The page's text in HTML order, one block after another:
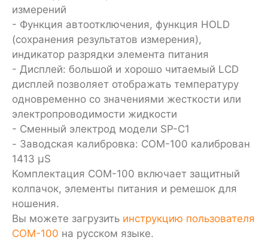
измерений
- Функция автоотключения, функция HOLD
(сохранения результатов измерения),
индикатор разрядки элемента питания
- Дисплей: большой и хорошо читаемый LCD
дисплей позволяет отображать температуру
одновременно со значениями жесткости или
электропроводимости жидкости
- Сменный электрод модели SP-C1
- Заводская калибровка: COM-100 калиброван
1413 µS
Комплектация COM-100 включает защитный
колпачок, элементы питания и ремешок для
ношения.
Вы можете загрузить инструкцию пользователя
COM-100 на русском языке.